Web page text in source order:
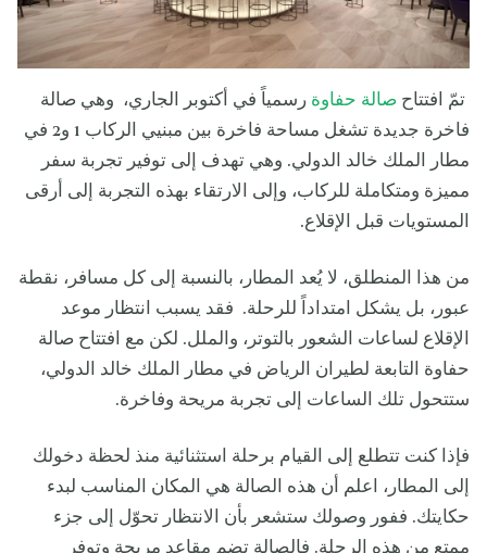
تمّ افتتاح صالة حفاوة رسمياً في أكتوبر الجاري، وهي صالة
فاخرة جديدة تشغل مساحة فاخرة بين مبنيي الركاب 1 و2 في
مطار الملك خالد الدولي. وهي تهدف إلى توفير تجربة سفر
مميزة ومتكاملة للركاب، وإلى الارتقاء بهذه التجربة إلى أرقى
المستويات قبل الإقلاع.
من هذا المنطلق، لا يُعد المطار، بالنسبة إلى كل مسافر، نقطة
عبور، بل يشكل امتداداً للرحلة. فقد يسبب انتظار موعد
الإقلاع لساعات الشعور بالتوتر، والملل. لكن مع افتتاح صالة
حفاوة التابعة لطيران الرياض في مطار الملك خالد الدولي،
ستتحول تلك الساعات إلى تجربة مريحة وفاخرة.
فإذا كنت تتطلع إلى القيام برحلة استثنائية منذ لحظة دخولك
إلى المطار، اعلم أن هذه الصالة هي المكان المناسب لبدء
حكايتك. ففور وصولك ستشعر بأن الانتظار تحوّل إلى جزء
ممتع من هذه الرحلة. فالصالة تضم مقاعد مريحة وتوفر